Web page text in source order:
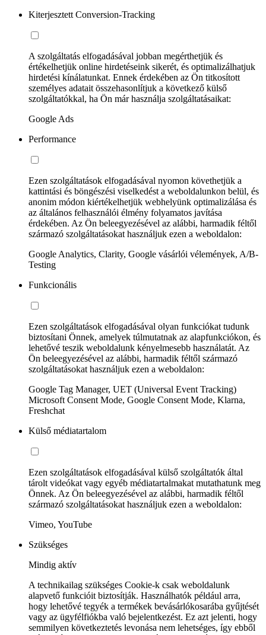
Kiterjesztett Conversion-Tracking
A szolgáltatás elfogadásával jobban megérthetjük és
értékelhetjük online hirdetéseink sikerét, és optimalizálhatjuk
hirdetési kínálatunkat. Ennek érdekében az Ön titkosított
személyes adatait összehasonlítjuk a következő külső
szolgáltatókkal, ha Ön már használja szolgáltatásaikat:
Google Ads
Performance
Ezen szolgáltatások elfogadásával nyomon követhetjük a
kattintási és böngészési viselkedést a weboldalunkon belül, és
anonim módon kiértékelhetjük webhelyünk optimalizálása és
az általános felhasználói élmény folyamatos javítása
érdekében. Az Ön beleegyezésével az alábbi, harmadik féltől
származó szolgáltatásokat használjuk ezen a weboldalon:
Google Analytics, Clarity, Google vásárlói vélemények, A/B-
Testing
Funkcionális
Ezen szolgáltatások elfogadásával olyan funkciókat tudunk
biztosítani Önnek, amelyek túlmutatnak az alapfunkciókon, és
lehetővé teszik weboldalunk kényelmesebb használatát. Az
Ön beleegyezésével az alábbi, harmadik féltől származó
szolgáltatásokat használjuk ezen a weboldalon:
Google Tag Manager, UET (Universal Event Tracking)
Microsoft Consent Mode, Google Consent Mode, Klarna,
Freshchat
Külső médiatartalom
Ezen szolgáltatások elfogadásával külső szolgáltatók által
tárolt videókat vagy egyéb médiatartalmakat mutathatunk meg
Önnek. Az Ön beleegyezésével az alábbi, harmadik féltől
származó szolgáltatásokat használjuk ezen a weboldalon:
Vimeo, YouTube
Szükséges
Mindig aktív
A technikailag szükséges Cookie-k csak weboldalunk
alapvető funkcióit biztosítják. Használhatók például arra,
hogy lehetővé tegyék a termékek bevásárlókosarába gyűjtését
vagy az ügyfélfiókba való bejelentkezést. Ez azt jelenti, hogy
semmilyen következtetés levonása nem lehetséges, így ebből